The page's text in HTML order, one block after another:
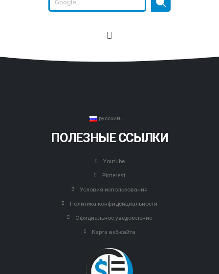
русский
ПОЛЕЗНЫЕ ССЫЛКИ
Youtube
Pinterest
Условия использования
Политика конфиденциальности
Официальное уведомление
Карта веб-сайта